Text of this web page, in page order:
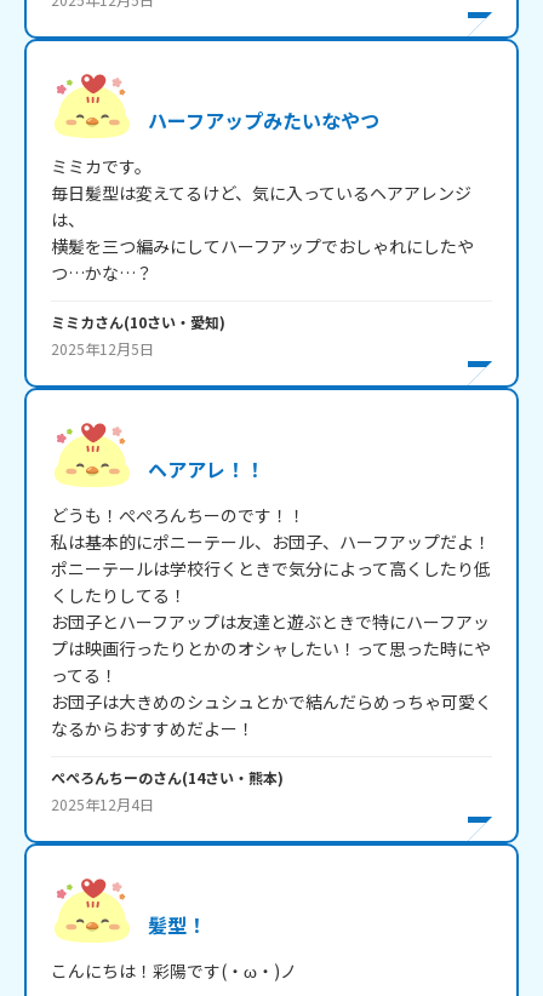
ハーフアップみたいなやつ
ミミカです。
毎日髪型は変えてるけど、気に入っているヘアアレンジ
は、
横髪を三つ編みにしてハーフアップでおしゃれにしたや
つ…かな…？
ミミカさん(10さい・ 愛知)
2025年12月5日
ヘアアレ！！
どうも！ぺぺろんちーのです！！
私は基本的にポニーテール、お団子、ハーフアップだよ！
ポニーテールは学校行くときで気分によって高くしたり低
くしたりしてる！
お団子とハーフアップは友達と遊ぶときで特にハーフアッ
プは映画行ったりとかのオシャしたい！って思った時にや
ってる！
お団子は大きめのシュシュとかで結んだらめっちゃ可愛く
なるからおすすめだよー！
ぺぺろんちーのさん(14さい・ 熊本)
2025年12月4日
髪型！
こんにちは！彩陽です(・ω・)ノ